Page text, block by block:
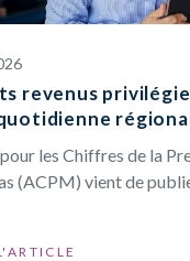
revenus
pour les Chiffres de la
(ACPM) vient de